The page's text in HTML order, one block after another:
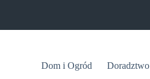
Dom i Ogród Doradztwo